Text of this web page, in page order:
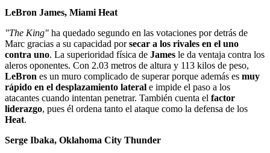
LeBron James, Miami Heat
"The King" ha quedado segundo en las votaciones por detrás de
Marc gracias a su capacidad porsecar a los rivales en el uno
contra uno. La superioridad física de James le da ventaja contra los
aleros oponentes. Con 2.03 metros de altura y 113 kilos de peso,
LeBron es un muro complicado de superar porque además es muy
rápido en el desplazamiento lateral e impide el paso a los
atacantes cuando intentan penetrar. También cuenta el factor
liderazgo, pues él ordena tanto el ataque como la defensa de los
Heat.
Serge Ibaka, Oklahoma City Thunder